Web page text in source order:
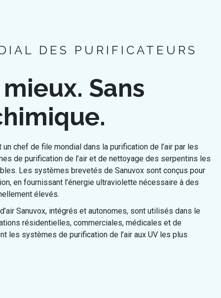
DES PURIFICATEURS
Sans
chef de file mondial dans la purification de l’air par les
de purification de l’air et de nettoyage des serpentins les
Les systèmes brevetés de Sanuvox sont conçus pour
en fournissant l’énergie ultraviolette nécessaire à des
élevés.
Sanuvox, intégrés et autonomes, sont utilisés dans le
résidentielles, commerciales, médicales et de
les systèmes de purification de l’air aux UV les plus